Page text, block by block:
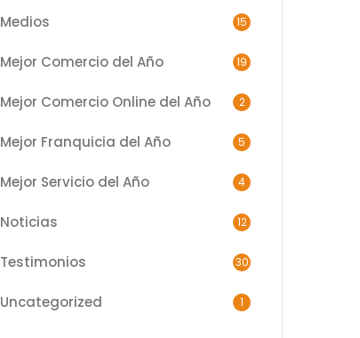
Medios 15
Mejor Comercio del Año 19
Mejor Comercio Online del Año 2
Mejor Franquicia del Año 5
Mejor Servicio del Año 4
Noticias 12
Testimonios 30
Uncategorized 1